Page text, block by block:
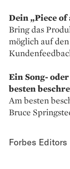
Dein „Piece of
Bring das
möglich auf
Ein Song-
besten
Am besten
Bruce
Forbes Editors